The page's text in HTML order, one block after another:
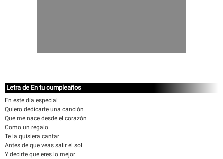
Letra de En tu cumpleaños
En este día especial
Quiero dedicarte una canción
Que me nace desde el corazón
Como un regalo
Te la quisiera cantar
Antes de que veas salir el sol
Y decirte que eres lo mejor